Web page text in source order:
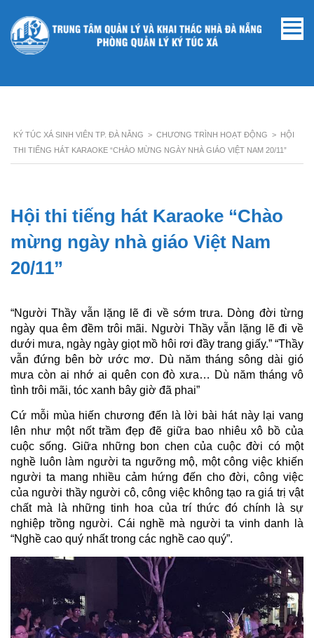
KÝ TÚC XÁ SINH VIÊN TP. ĐÀ NẴNG > CHƯƠNG TRÌNH HOẠT ĐỘNG > HỘI
THI TIẾNG HÁT KARAOKE “CHÀO MỪNG NGÀY NHÀ GIÁO VIỆT NAM 20/11”
Hội thi tiếng hát Karaoke “Chào
mừng ngày nhà giáo Việt Nam
20/11”
“Người Thầy vẫn lặng lẽ đi về sớm trưa. Dòng đời từng
ngày qua êm đềm trôi mãi. Người Thầy vẫn lặng lẽ đi về
dưới mưa, ngày ngày giọt mồ hôi rơi đầy trang giấy.” “Thầy
vẫn đứng bên bờ ước mơ. Dù năm tháng sông dài gió
mưa còn ai nhớ ai quên con đò xưa… Dù năm tháng vô
tình trôi mãi, tóc xanh bây giờ đã phai”
Cứ mỗi mùa hiến chương đến là lời bài hát này lại vang
lên như một nốt trầm đẹp đẽ giữa bao nhiêu xô bồ của
cuộc sống. Giữa những bon chen của cuộc đời có một
nghề luôn làm người ta ngưỡng mộ, một công việc khiến
người ta mang nhiều cảm hứng đến cho đời, công việc
của người thầy người cô, công việc không tạo ra giá trị vật
chất mà là những tinh hoa của trí thức đó chính là sự
nghiệp trồng người. Cái nghề mà người ta vinh danh là
“Nghề cao quý nhất trong các nghề cao quý”.